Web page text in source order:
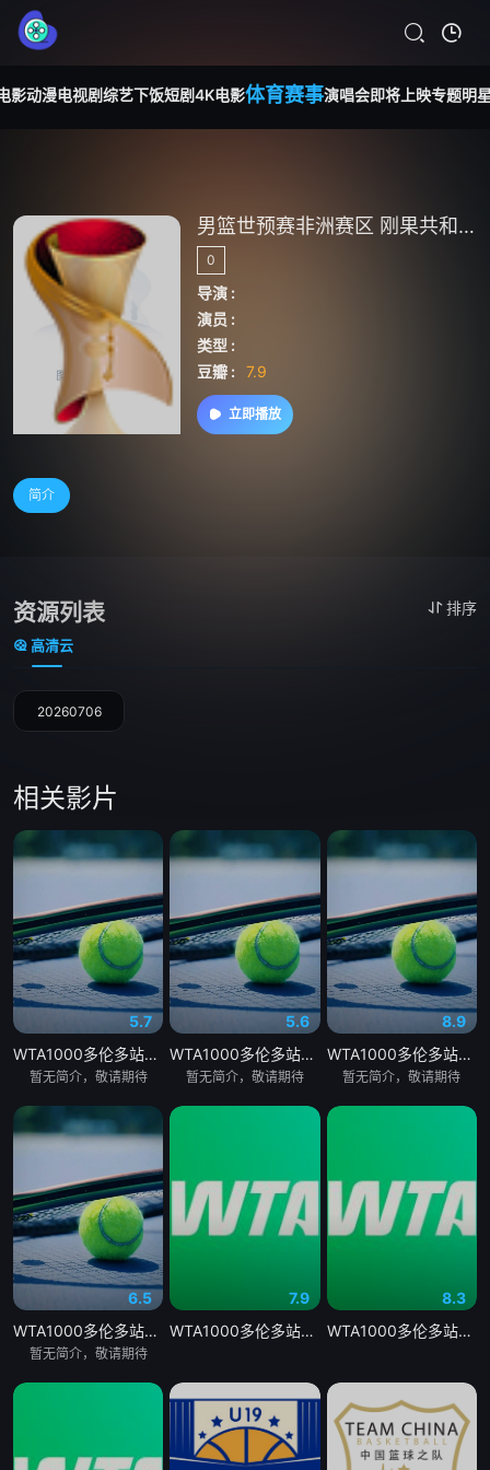
影动漫电视剧综艺下饭短剧4K电影体育赛事演唱会即将上映专题明
男篮世预赛非洲赛区 刚果共和国VS塞内加尔20260706
0
导演 :
演员 :
类型 :
豆瓣 :
7.9
立即播放
简介
资源列表 排序
高清云
20260706
相关影片
5.7
WTA1000多伦多站女单第二轮：戴伊VS高芙
暂无简介，敬请期待
5.6
WTA1000多伦多站女单第二轮：帕克斯VS伊埃拉
暂无简介，敬请期待
8.9
WTA1000多伦多站女单第二轮：扎拉祖阿VS费尔南德斯
暂无简介，敬请期待
6.5
WTA1000多伦多站女单第二轮：卡萨金娜VS莱巴金娜
暂无简介，敬请期待
7.9
WTA1000多伦多站女单第二轮 贝莱克0-2斯瓦泰克20260805
8.3
WTA1000多伦多站女单第二轮 戴伊0-2高芙20260806